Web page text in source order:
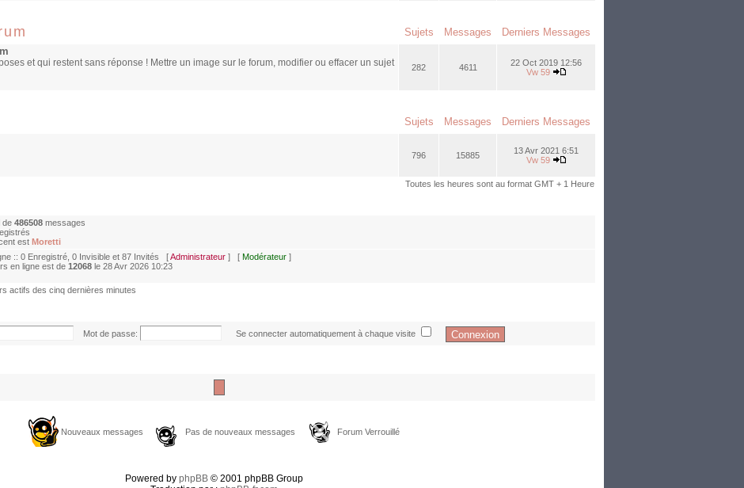
Sujets Messages Derniers Messages
et qui restent sans réponse ! Mettre un image sur le forum, modifier ou effacer un sujet
282 4611
22 Oct 2019 12:56
Vw 59
Sujets Messages Derniers Messages
796 15885
13 Avr 2021 6:51
Vw 59
Toutes les heures sont au format GMT + 1 Heure
de 486508 messages
est Moretti
:: 0 Enregistré, 0 Invisible et 87 Invités [Administrateur ] [ Modérateur ]
en ligne est de 12068 le 28 Avr 2026 10:23
actifs des cinq dernières minutes
Mot de passe: Se connecter automatiquement à chaque visite
Nouveaux messages Pas de nouveaux messages Forum Verrouillé
Powered by phpBB © 2001 phpBB Group